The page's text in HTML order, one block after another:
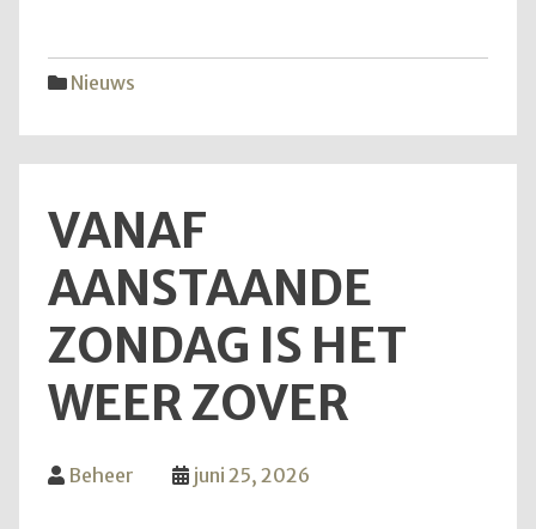
Nieuws
VANAF
AANSTAANDE
ZONDAG IS HET
WEER ZOVER
Beheer juni 25, 2026